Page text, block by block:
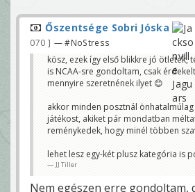
Őszentsége Sobri Jóska
070
— #NoStress
kösz, ezek így első blikkre jó ötletek,
is NCAA-sre gondoltam, csak
mennyire szeretnének ilyet 😊
akkor minden posztnál önhatalmúlag
játékost, akiket pár mondatban
reménykedek, hogy minél többen
lehet lesz egy-két plusz kategória is
JJ Tiller
Nem egészen erre gondoltam,